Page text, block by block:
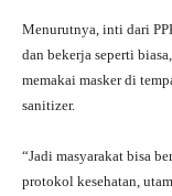
Menurutnya, inti dari
dan bekerja seperti
memakai masker di
sanitizer.
“Jadi masyarakat bisa
protokol kesehatan,